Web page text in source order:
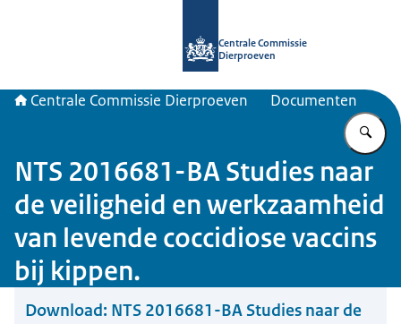
Centrale Commissie
Dierproeven
Centrale Commissie Dierproeven Documenten
NTS 2016681-BA Studies naar
de veiligheid en werkzaamheid
van levende coccidiose vaccins
bij kippen.
Download: NTS 2016681-BA Studies naar de